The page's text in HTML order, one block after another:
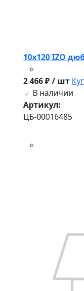
10х120 IZO
2 466 ₽ / шт
В наличии
Артикул:
ЦБ-00016485